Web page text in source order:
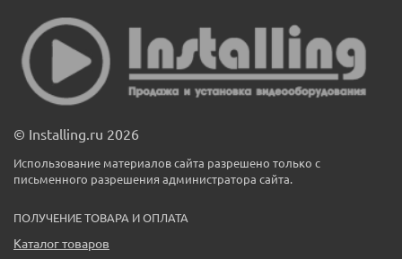
© Installing.ru 2026
Использование материалов сайта разрешено только с
письменного разрешения администратора сайта.
ПОЛУЧЕНИЕ ТОВАРА И ОПЛАТА
Каталог товаров